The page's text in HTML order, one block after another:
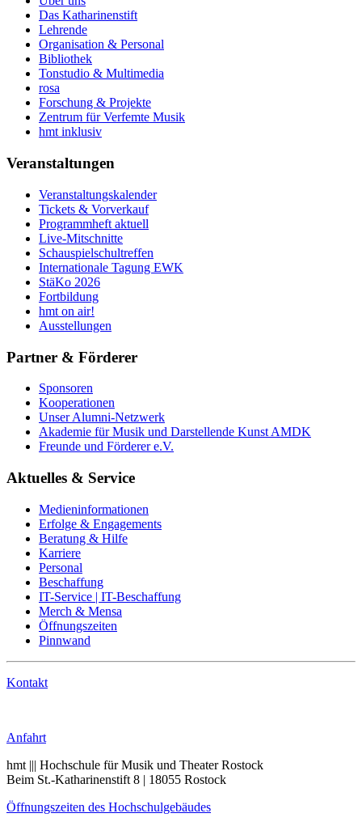
Das Katharinenstift
Lehrende
Organisation & Personal
Bibliothek
Tonstudio & Multimedia
rosa
Forschung & Projekte
Zentrum für Verfemte Musik
hmt inklusiv
Veranstaltungen
Veranstaltungskalender
Tickets & Vorverkauf
Programmheft aktuell
Live-Mitschnitte
Schauspielschultreffen
Internationale Tagung EWK
StäKo 2026
Fortbildung
hmt on air!
Ausstellungen
Partner & Förderer
Sponsoren
Kooperationen
Unser Alumni-Netzwerk
Akademie für Musik und Darstellende Kunst AMDK
Freunde und Förderer e.V.
Aktuelles & Service
Medieninformationen
Erfolge & Engagements
Beratung & Hilfe
Karriere
Personal
Beschaffung
IT-Service | IT-Beschaffung
Merch & Mensa
Öffnungszeiten
Pinnwand
Kontakt
Anfahrt
hmt ||| Hochschule für Musik und Theater Rostock
Beim St.-Katharinenstift 8 | 18055 Rostock
Öffnungszeiten des Hochschulgebäudes